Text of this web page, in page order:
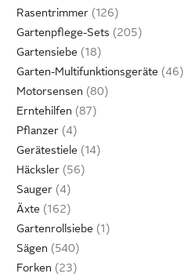
Rasentrimmer
Gartenpflege-Sets
Gartensiebe
Garten-Multifunktionsgeräte
Motorsensen
Erntehilfen
Pflanzer
Gerätestiele
Häcksler
Sauger
Äxte
Gartenrollsiebe
Sägen
Forken